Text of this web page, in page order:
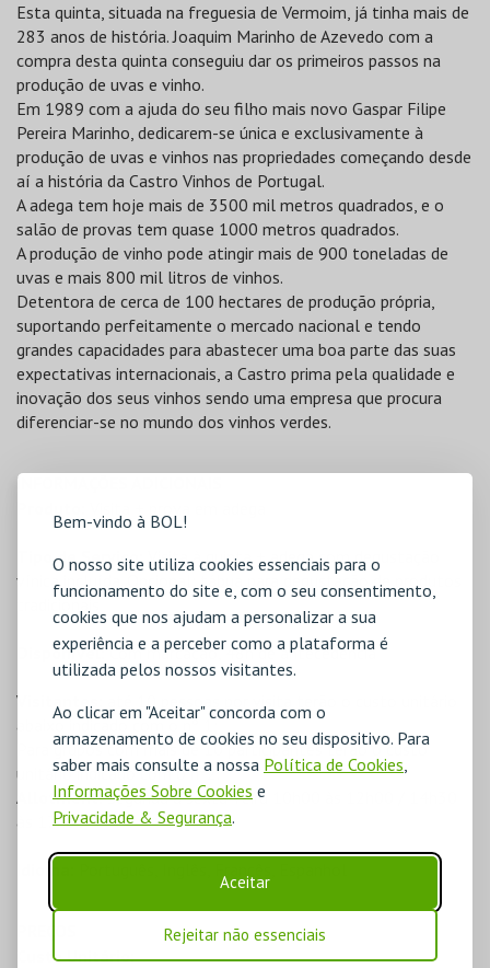
Bem-vindo à BOL!
O nosso site utiliza cookies essenciais para o
funcionamento do site e, com o seu consentimento,
cookies que nos ajudam a personalizar a sua
experiência e a perceber como a plataforma é
utilizada pelos nossos visitantes.
Ao clicar em "Aceitar" concorda com o
armazenamento de cookies no seu dispositivo. Para
saber mais consulte a nossa Política de Cookies,
Informações Sobre Cookies e
Privacidade & Segurança.
Aceitar
Rejeitar não essenciais
Esta quinta, situada na freguesia de Vermoim, já tinha mais de
283 anos de história. Joaquim Marinho de Azevedo com a
compra desta quinta conseguiu dar os primeiros passos na
produção de uvas e vinho.
Em 1989 com a ajuda do seu filho mais novo Gaspar Filipe
Pereira Marinho, dedicarem-se única e exclusivamente à
produção de uvas e vinhos nas propriedades começando desde
aí a história da Castro Vinhos de Portugal.
A adega tem hoje mais de 3500 mil metros quadrados, e o
salão de provas tem quase 1000 metros quadrados.
A produção de vinho pode atingir mais de 900 toneladas de
uvas e mais 800 mil litros de vinhos.
Detentora de cerca de 100 hectares de produção própria,
suportando perfeitamente o mercado nacional e tendo
grandes capacidades para abastecer uma boa parte das suas
expectativas internacionais, a Castro prima pela qualidade e
inovação dos seus vinhos sendo uma empresa que procura
diferenciar-se no mundo dos vinhos verdes.
INFORMAÇÕES ADICIONAIS
Tipo de Serviço: Visita à quinta + adega com degustação
vínica incluída. Opcional: tábua para degustação de produtos
Disponível:Com marcação, 48h de antecedência
Visitantes:
até 10 pessoas por visita terão o custo unitário
abaixo indicado com o nº 1;
Para grupos com mais de 10 participantes terão o custo
unitário indicado com o nº2.
Allotment:Segunda a sexta-feira 10h00 às 12h00 / 14h30
às 17h00
Custo Unitário: